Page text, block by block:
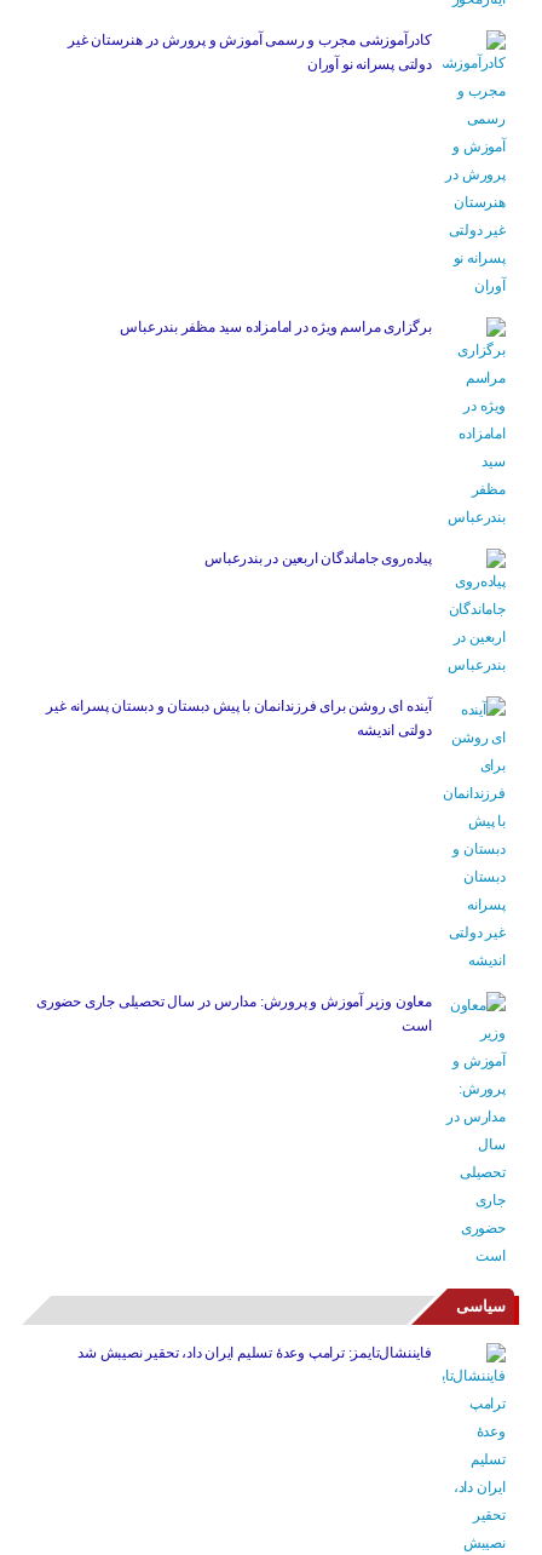
کادرآموزشی مجرب و رسمی آموزش و پرورش در هنرستان غیر
دولتی پسرانه نو آوران
برگزاری مراسم ویژه در امامزاده سید مظفر بندرعباس
پیاده‌روی جاماندگان اربعین در بندرعباس
آینده ای روشن برای فرزندانمان با پیش دبستان و دبستان پسرانه غیر
دولتی اندیشه
معاون وزیر آموزش و پرورش: مدارس در سال تحصیلی جاری حضوری
است
سیاسی
فایننشال‌تایمز: ترامپ وعدۀ تسلیم ایران داد، تحقیر نصیبش شد